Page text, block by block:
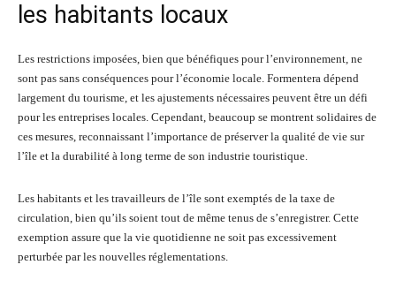
les habitants locaux
Les restrictions imposées, bien que bénéfiques pour l’environnement, ne
sont pas sans conséquences pour l’économie locale. Formentera dépend
largement du tourisme, et les ajustements nécessaires peuvent être un défi
pour les entreprises locales. Cependant, beaucoup se montrent solidaires de
ces mesures, reconnaissant l’importance de préserver la qualité de vie sur
l’île et la durabilité à long terme de son industrie touristique.
Les habitants et les travailleurs de l’île sont exemptés de la taxe de
circulation, bien qu’ils soient tout de même tenus de s’enregistrer. Cette
exemption assure que la vie quotidienne ne soit pas excessivement
perturbée par les nouvelles réglementations.